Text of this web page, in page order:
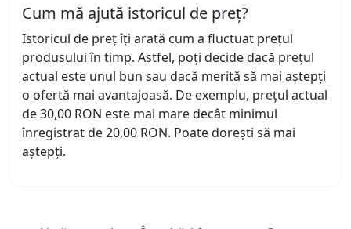
Cum mă ajută istoricul de preț?
Istoricul de preț îți arată cum a fluctuat prețul
produsului în timp. Astfel, poți decide dacă prețul
actual este unul bun sau dacă merită să mai aștepți
o ofertă mai avantajoasă. De exemplu, prețul actual
de 30,00 RON este mai mare decât minimul
înregistrat de 20,00 RON. Poate dorești să mai
aștepți.